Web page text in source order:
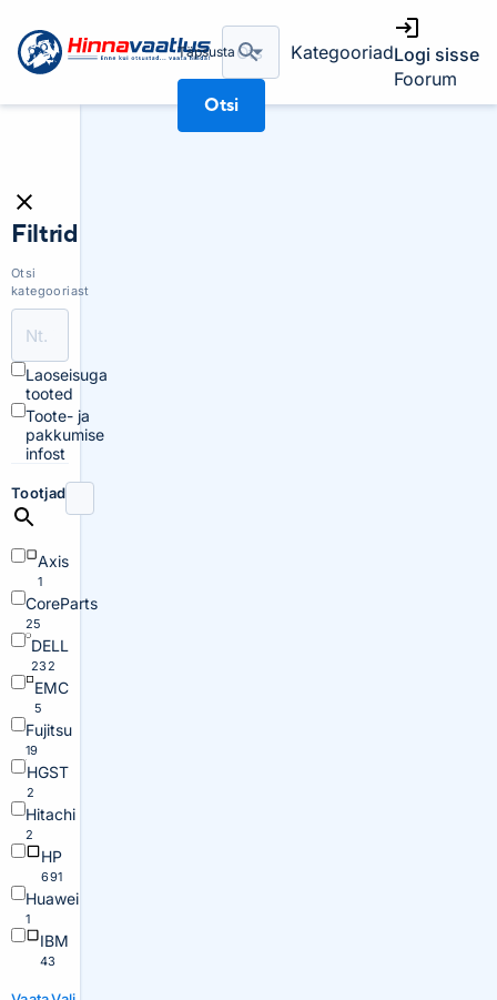
Täpsusta
Otsi
KategooriadLogi sisse
Foorum
Filtrid
Otsi
kategooriast
Laoseisuga
tooted
Toote- ja
pakkumise
infost
Tootjad
Axis
1
CoreParts
25
DELL
232
EMC
5
Fujitsu
19
HGST
2
Hitachi
2
HP
691
Huawei
1
IBM
43